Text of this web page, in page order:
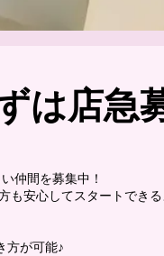
は店急
仲間を募集中！
も安心してスタートでき
方が可能♪